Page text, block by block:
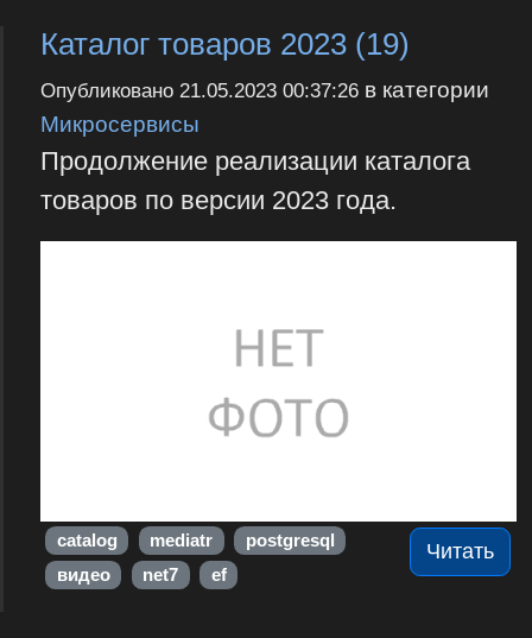
Каталог товаров 2023 (19)
Опубликовано 21.05.2023 00:37:26в категории
Микросервисы
Продолжение реализации каталога
товаров по версии 2023 года.
Читать
catalog mediatr
postgresql
видео
net7 ef